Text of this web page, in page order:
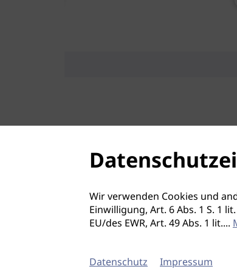
Wir verwenden Cookies und
Einwilligung, Art. 6 Abs. 1 S. 1
EU/des EWR, Art. 49 Abs. 1 lit....
Datenschutz Impressum